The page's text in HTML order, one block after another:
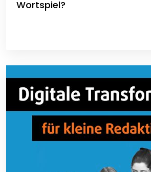
Wortspiel?